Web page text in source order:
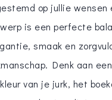
op jullie wensen
is een perfecte
smaak en
Denk aan
van je jurk, het